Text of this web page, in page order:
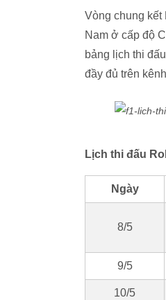
Vòng chung kết
Nam ở cấp độ
bảng lịch thi
đầy đủ trên
Lịch thi đấu
Ngày
8/5
9/5
10/5